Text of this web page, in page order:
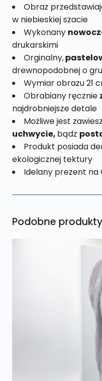
Obraz
w niebieskiej szacie
Wykonany
drukarskimi
Orginalny,
drewnopodobnej o
Wymiar obrazu 21
Obrabiany ręcznie
najdrobniejsze detale
Możliwe jest
uchwycie, bądz
Produkt posiada
ekologicznej tektury
Idelany prezent na
Podobne produkty